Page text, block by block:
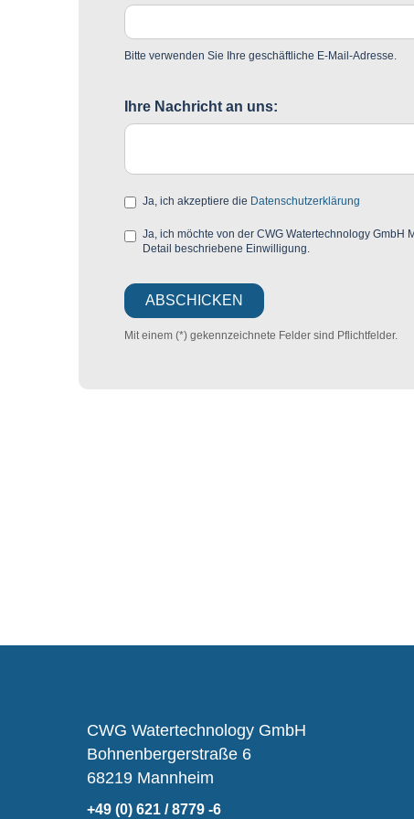
Bitte verwenden Sie Ihre geschäftliche E-Mail-Adresse.
Ihre Nachricht an uns:
Ja, ich akzeptiere die Datenschutzerklärung
Ja, ich möchte von der CWG Watertechnology
Detail beschriebene Einwilligung.
Mit einem (*) gekennzeichnete Felder sind Pflichtfelder.
CWG Watertechnology GmbH
Bohnenbergerstraße 6
68219 Mannheim
+49 (0) 621 / 8779 -6